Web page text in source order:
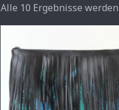
Alle 10 Ergebnisse